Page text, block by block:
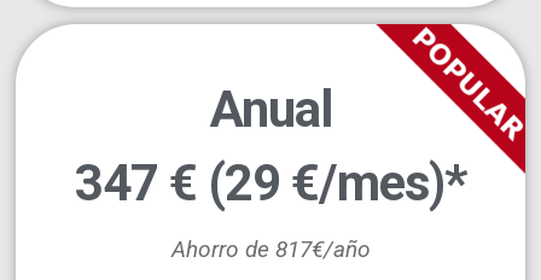
Anual
347 € (29 €/mes)*
Ahorro de 817€/año